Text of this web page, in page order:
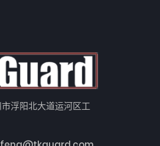
浮阳北大道运河区工